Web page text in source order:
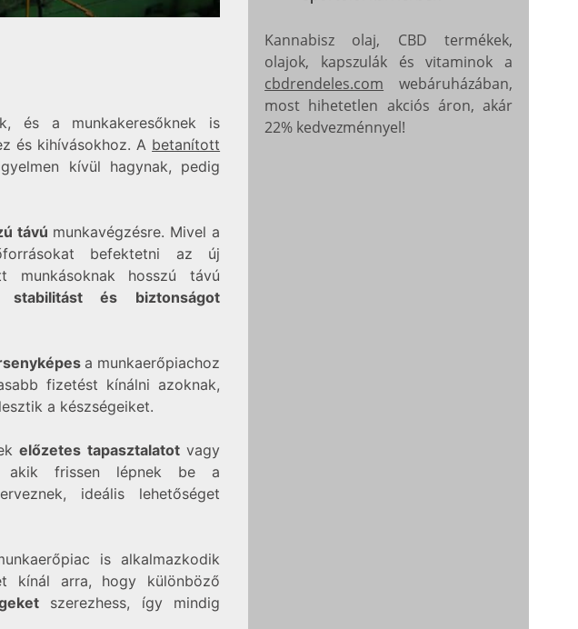
és a munkakeresőknek is
és kihívásokhoz. A betanított
kívül hagynak, pedig
távú munkavégzésre. Mivel a
befektetni az új
munkásoknak hosszú távú
stabilitást és biztonságot
a munkaerőpiachoz
fizetést kínálni azoknak,
a készségeiket.
előzetes tapasztalatotvagy
akik frissen lépnek be a
ideális lehetőséget
is alkalmazkodik
kínál arra, hogy különböző
szerezhess, így mindig
Kannabisz olaj, CBD termékek,
olajok, kapszulák és vitaminok a
cbdrendeles.com webáruházában,
most hihetetlen akciós áron, akár
22% kedvezménnyel!